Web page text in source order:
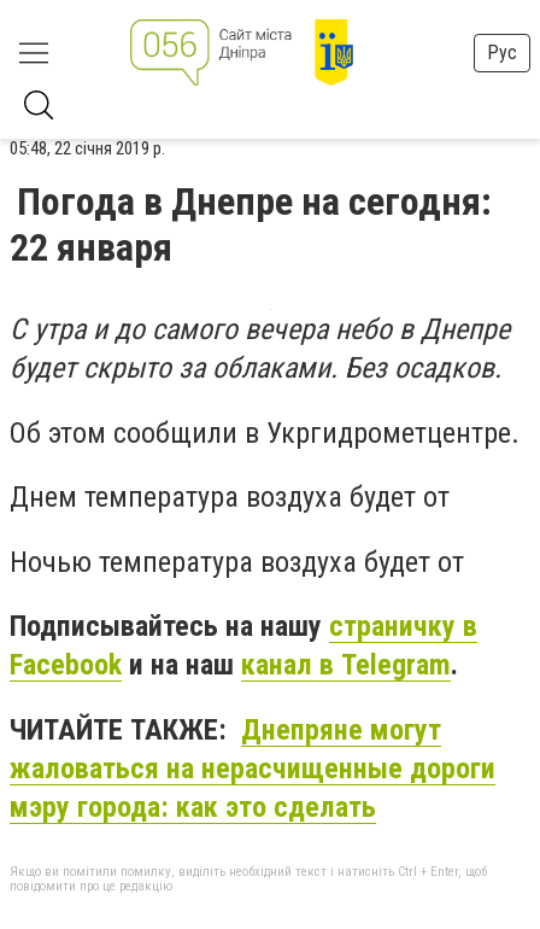
Рус
05:48, 22 січня 2019 р.
Погода в Днепре на сегодня:
22 января
С утра и до самого вечера небо в Днепре
будет скрыто за облаками. Без осадков.
Об этом сообщили в Укргидрометцентре.
Днем температура воздуха будет от
Ночью температура воздуха будет от
Подписывайтесь на нашу страничку в
Facebook и на наш канал в Telegram.
ЧИТАЙТЕ ТАКЖЕ: Днепряне могут
жаловаться на нерасчищенные дороги
мэру города: как это сделать
Якщо ви помітили помилку, виділіть необхідний текст і натисніть Ctrl + Enter, щоб
повідомити про це редакцію